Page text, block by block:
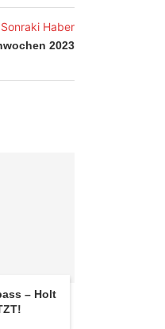
Sonraki Haber
2023
– Holt